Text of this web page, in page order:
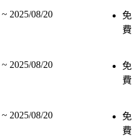
~ 2025/08/20
免
費
~ 2025/08/20
免
費
~ 2025/08/20
免
費